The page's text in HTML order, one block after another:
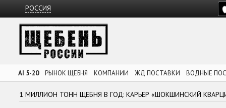
РОССИЯ
AI 5-20 РЫНОК ЩЕБНЯ КОМПАНИИ ЖД ПОСТАВКИ ВОДНЫЕ
1 МИЛЛИОН ТОНН ЩЕБНЯ В ГОД: КАРЬЕР «ШОКШИНСКИЙ